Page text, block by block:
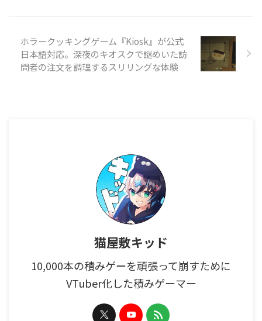
ホラークッキングゲーム『Kiosk』が公式
日本語対応。深夜のキオスクで謎めいた訪
問者の注文を調理するスリリングな体験
猫屋敷キッド
10,000本の積みゲーを頑張って崩すために
VTuber化した積みゲーマー